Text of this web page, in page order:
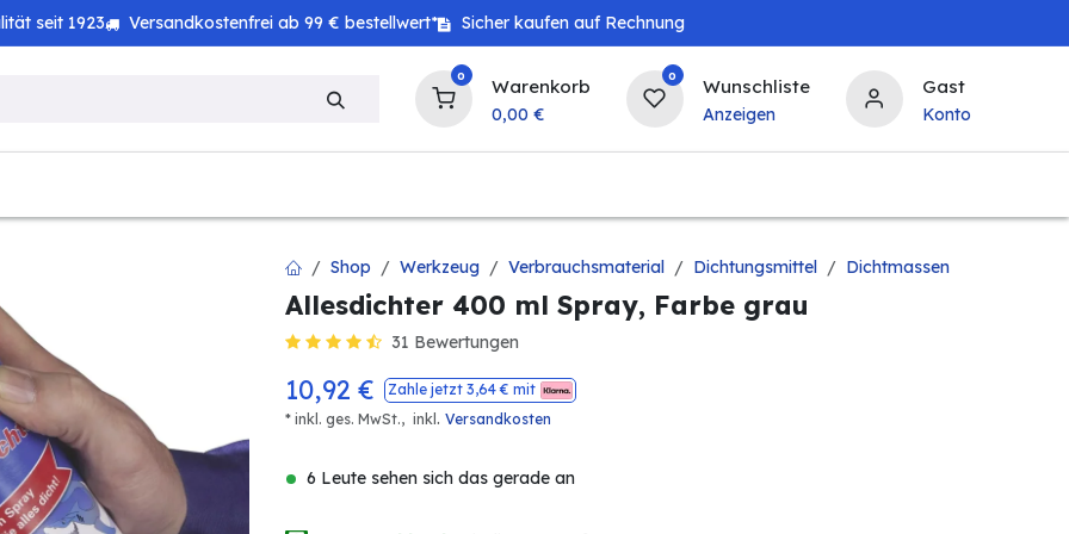
seit 1923 Versandkostenfrei ab 99 € bestellwert* Sicher kaufen auf Rechnung
0 Warenkorb
0,00 €
0 Wunschliste
Anzeigen
Gast
Konto
Shop Werkzeug Verbrauchsmaterial Dichtungsmittel Dichtmassen
Allesdichter 400 ml Spray, Farbe grau
31 Bewertungen
10,92 € Zahle jetzt 3,64€ mit
* inkl. ges. MwSt., inkl . Versandkosten
6 Leute sehen sich das gerade an